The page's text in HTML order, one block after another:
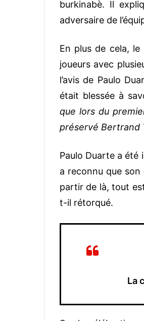
burkinabè. Il
adversaire de
En plus de cela, le
joueurs avec
l’avis de Paulo
était blessée à
que lors du
préservé Bertrand
Paulo Duarte a été
a reconnu que son
partir de là, tout
t-il rétorqué.
La